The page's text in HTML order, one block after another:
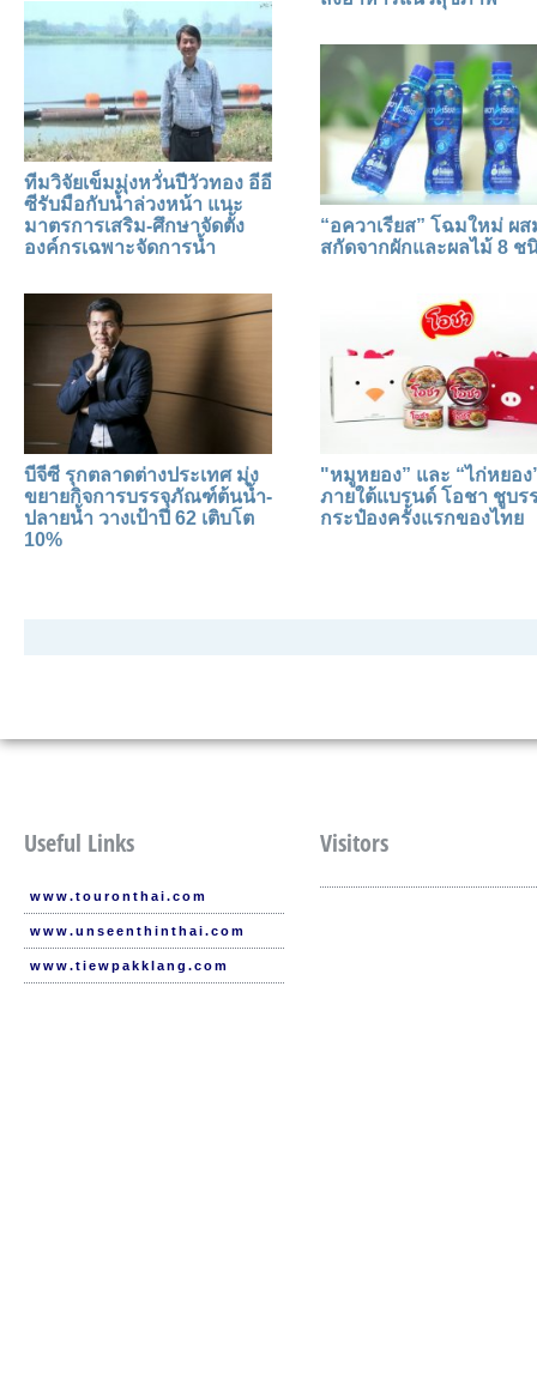
ทีมวิจัยเข็มมุ่งหวั่นปีวัวทอง อีอี
ซีรับมือกับน้ำล่วงหน้า แนะ
มาตรการเสริม-ศึกษาจัดตั้ง
องค์กรเฉพาะจัดการน้ำ
บีจีซี รุกตลาดต่างประเทศ มุ่ง
ขยายกิจการบรรจุภัณฑ์ต้นน้ำ-
ปลายน้ำ วางเป้าปี 62 เติบโต
10%
“อควาเรียส” โฉมใหม่ ผ
สกัดจากผักและผลไม้ 8 ช
"หมูหยอง” และ “ไก่หยอง
ภายใต้แบรนด์ โอชา ชูบร
กระป๋องครั้งแรกของไทย
Useful Links
www.touronthai.com
www.unseenthinthai.com
www.tiewpakklang.com
Visitors